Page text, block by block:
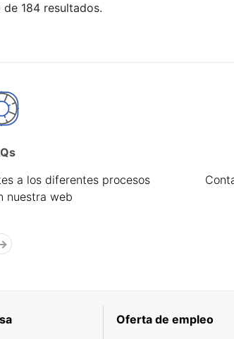
184 resultados.
a los diferentes procesos
nuestra web
Oferta de empleo